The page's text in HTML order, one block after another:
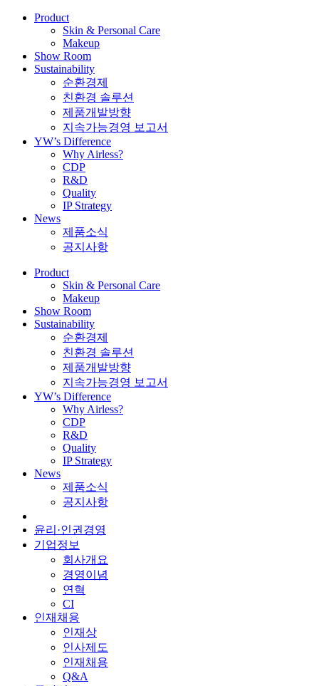
Product
Skin & Personal Care
Makeup
Show Room
Sustainability
순환경제
친환경 솔루션
제품개발방향
지속가능경영 보고서
YW’s Difference
Why Airless?
CDP
R&D
Quality
IP Strategy
News
제품소식
공지사항
Product
Skin & Personal Care
Makeup
Show Room
Sustainability
순환경제
친환경 솔루션
제품개발방향
지속가능경영 보고서
YW’s Difference
Why Airless?
CDP
R&D
Quality
IP Strategy
News
제품소식
공지사항
윤리·인권경영
기업정보
회사개요
경영이념
연혁
CI
인재채용
인재상
인사제도
인재채용
Q&A